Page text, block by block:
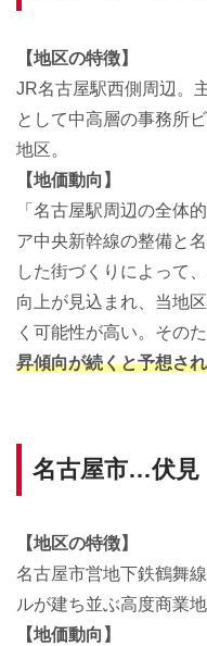
【地区の特徴】
JR名古屋駅西側周辺。
として中高層の事務所
地区。
【地価動向】
「名古屋駅周辺の全体
ア中央新幹線の整備と
した街づくりによって
向上が見込まれ、当地
く可能性が高い。その
昇傾向が続くと予想さ
名古屋市…伏見
【地区の特徴】
名古屋市営地下鉄鶴舞
ルが建ち並ぶ高度商業地
【地価動向】